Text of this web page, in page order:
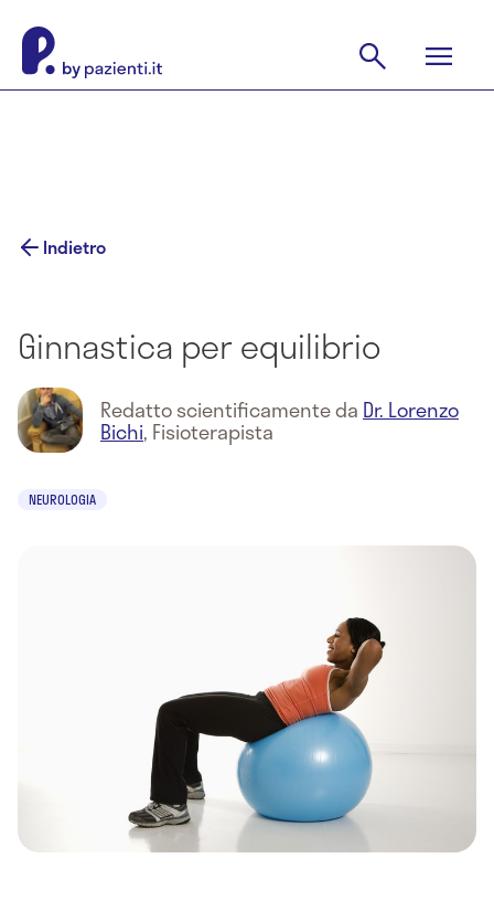
Indietro
Ginnastica per equilibrio
Redatto scientificamente da Dr. Lorenzo
Bichi, Fisioterapista
NEUROLOGIA